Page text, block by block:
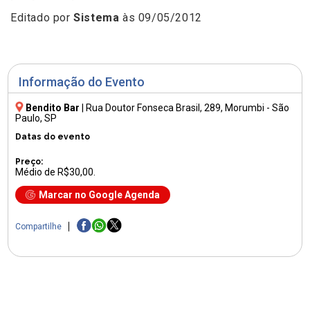
Informação do Evento
Bendito Bar |Rua Doutor Fonseca Brasil, 289 , Morumbi - São
Paulo, SP
Datas do evento
Preço:
Médio de R$30,00.
Marcar no Google Agenda
Compartilhe
Editado porSistema às 09/05/2012